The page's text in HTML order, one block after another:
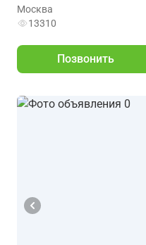
Москва
13310
Позвонить